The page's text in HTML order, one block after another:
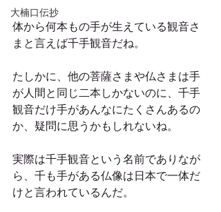
大楠口伝抄
体から何本もの手が生えている観音さ
まと言えば千手観音だね。
たしかに、他の菩薩さまや仏さまは手
が人間と同じ二本しかないのに、千手
観音だけ手があんなにたくさんあるの
か、疑問に思うかもしれないね。
実際は千手観音という名前でありなが
ら、千も手がある仏像は日本で一体だ
けと言われているんだ。